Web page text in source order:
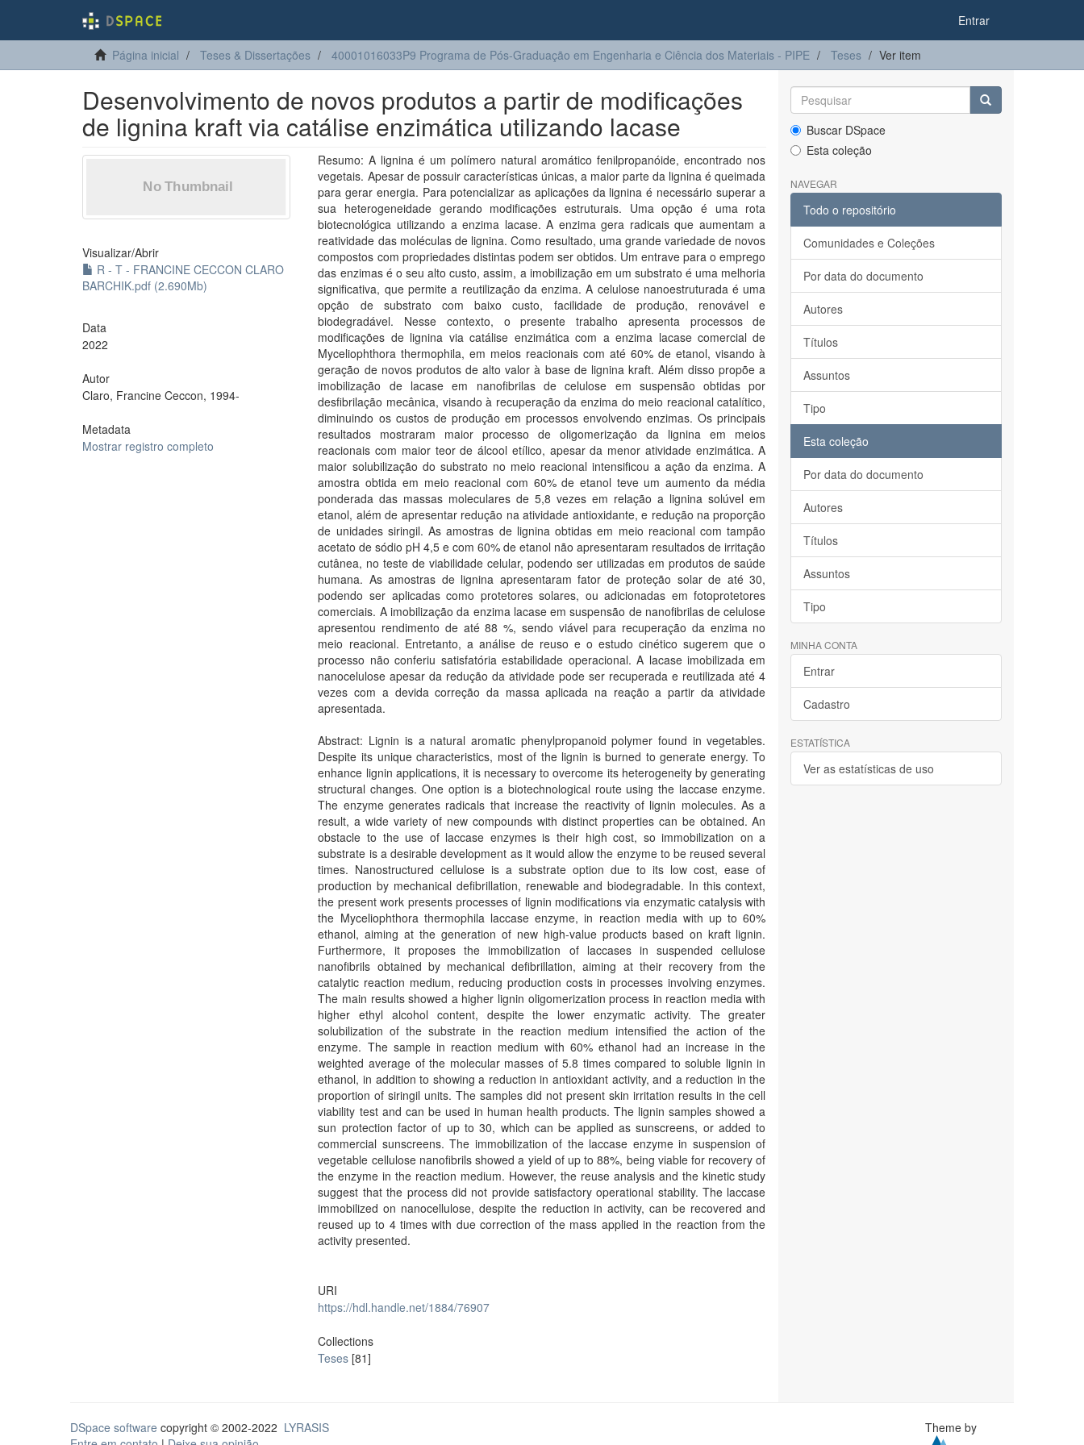
Entrar
Página inicial Teses & Dissertações 40001016033P9 Programa de Pós-Graduação em Engenharia e Ciência dos Materiais - PIPE Teses Ver item
Desenvolvimento de novos produtos a partir de modificações
de lignina kraft via catálise enzimática utilizando lacase
Visualizar/Abrir
R - T - FRANCINE CECCON CLARO
BARCHIK.pdf (2.690Mb)
Data
2022
Autor
Claro, Francine Ceccon, 1994-
Metadata
Mostrar registro completo
Resumo: A lignina é um polímero natural aromático fenilpropanóide, encontrado nos
vegetais. Apesar de possuir características únicas, a maior parte da lignina é queimada
para gerar energia. Para potencializar as aplicações da lignina é necessário superar a
sua heterogeneidade gerando modificações estruturais. Uma opção é uma rota
biotecnológica utilizando a enzima lacase. A enzima gera radicais que aumentam a
reatividade das moléculas de lignina. Como resultado, uma grande variedade de novos
compostos com propriedades distintas podem ser obtidos. Um entrave para o emprego
das enzimas é o seu alto custo, assim, a imobilização em um substrato é uma melhoria
significativa, que permite a reutilização da enzima. A celulose nanoestruturada é uma
opção de substrato com baixo custo, facilidade de produção, renovável e
biodegradável. Nesse contexto, o presente trabalho apresenta processos de
modificações de lignina via catálise enzimática com a enzima lacase comercial de
Myceliophthora thermophila, em meios reacionais com até 60% de etanol, visando à
geração de novos produtos de alto valor à base de lignina kraft. Além disso propõe a
imobilização de lacase em nanofibrilas de celulose em suspensão obtidas por
desfibrilação mecânica, visando à recuperação da enzima do meio reacional catalítico,
diminuindo os custos de produção em processos envolvendo enzimas. Os principais
resultados mostraram maior processo de oligomerização da lignina em meios
reacionais com maior teor de álcool etílico, apesar da menor atividade enzimática. A
maior solubilização do substrato no meio reacional intensificou a ação da enzima. A
amostra obtida em meio reacional com 60% de etanol teve um aumento da média
ponderada das massas moleculares de 5,8 vezes em relação a lignina solúvel em
etanol, além de apresentar redução na atividade antioxidante, e redução na proporção
de unidades siringil. As amostras de lignina obtidas em meio reacional com tampão
acetato de sódio pH 4,5 e com 60% de etanol não apresentaram resultados de irritação
cutânea, no teste de viabilidade celular, podendo ser utilizadas em produtos de saúde
humana. As amostras de lignina apresentaram fator de proteção solar de até 30,
podendo ser aplicadas como protetores solares, ou adicionadas em fotoprotetores
comerciais. A imobilização da enzima lacase em suspensão de nanofibrilas de celulose
apresentou rendimento de até 88 %, sendo viável para recuperação da enzima no
meio reacional. Entretanto, a análise de reuso e o estudo cinético sugerem que o
processo não conferiu satisfatória estabilidade operacional. A lacase imobilizada em
nanocelulose apesar da redução da atividade pode ser recuperada e reutilizada até 4
vezes com a devida correção da massa aplicada na reação a partir da atividade
apresentada.
Abstract: Lignin is a natural aromatic phenylpropanoid polymer found in vegetables.
Despite its unique characteristics, most of the lignin is burned to generate energy. To
enhance lignin applications, it is necessary to overcome its heterogeneity by generating
structural changes. One option is a biotechnological route using the laccase enzyme.
The enzyme generates radicals that increase the reactivity of lignin molecules. As a
result, a wide variety of new compounds with distinct properties can be obtained. An
obstacle to the use of laccase enzymes is their high cost, so immobilization on a
substrate is a desirable development as it would allow the enzyme to be reused several
times. Nanostructured cellulose is a substrate option due to its low cost, ease of
production by mechanical defibrillation, renewable and biodegradable. In this context,
the present work presents processes of lignin modifications via enzymatic catalysis with
the Myceliophthora thermophila laccase enzyme, in reaction media with up to 60%
ethanol, aiming at the generation of new high-value products based on kraft lignin.
Furthermore, it proposes the immobilization of laccases in suspended cellulose
nanofibrils obtained by mechanical defibrillation, aiming at their recovery from the
catalytic reaction medium, reducing production costs in processes involving enzymes.
The main results showed a higher lignin oligomerization process in reaction media with
higher ethyl alcohol content, despite the lower enzymatic activity. The greater
solubilization of the substrate in the reaction medium intensified the action of the
enzyme. The sample in reaction medium with 60% ethanol had an increase in the
weighted average of the molecular masses of 5.8 times compared to soluble lignin in
ethanol, in addition to showing a reduction in antioxidant activity, and a reduction in the
proportion of siringil units. The samples did not present skin irritation results in the cell
viability test and can be used in human health products. The lignin samples showed a
sun protection factor of up to 30, which can be applied as sunscreens, or added to
commercial sunscreens. The immobilization of the laccase enzyme in suspension of
vegetable cellulose nanofibrils showed a yield of up to 88%, being viable for recovery of
the enzyme in the reaction medium. However, the reuse analysis and the kinetic study
suggest that the process did not provide satisfactory operational stability. The laccase
immobilized on nanocellulose, despite the reduction in activity, can be recovered and
reused up to 4 times with due correction of the mass applied in the reaction from the
activity presented.
URI
https://hdl.handle.net/1884/76907
Collections
Teses [81]
Buscar DSpace
Esta coleção
NAVEGAR
Todo o repositório
Comunidades e Coleções
Por data do documento
Autores
Títulos
Assuntos
Tipo
Esta coleção
Por data do documento
Autores
Títulos
Assuntos
Tipo
MINHA CONTA
Entrar
Cadastro
ESTATÍSTICA
Ver as estatísticas de uso
DSpace software copyright © 2002-2022 LYRASIS
Theme by